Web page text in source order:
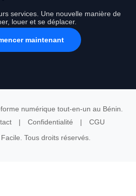
services. Une nouvelle manière de
louer et se déplacer.
maintenant
numérique tout-en-un au Bénin.
| Confidentialité |
CGU
Tous droits réservés.